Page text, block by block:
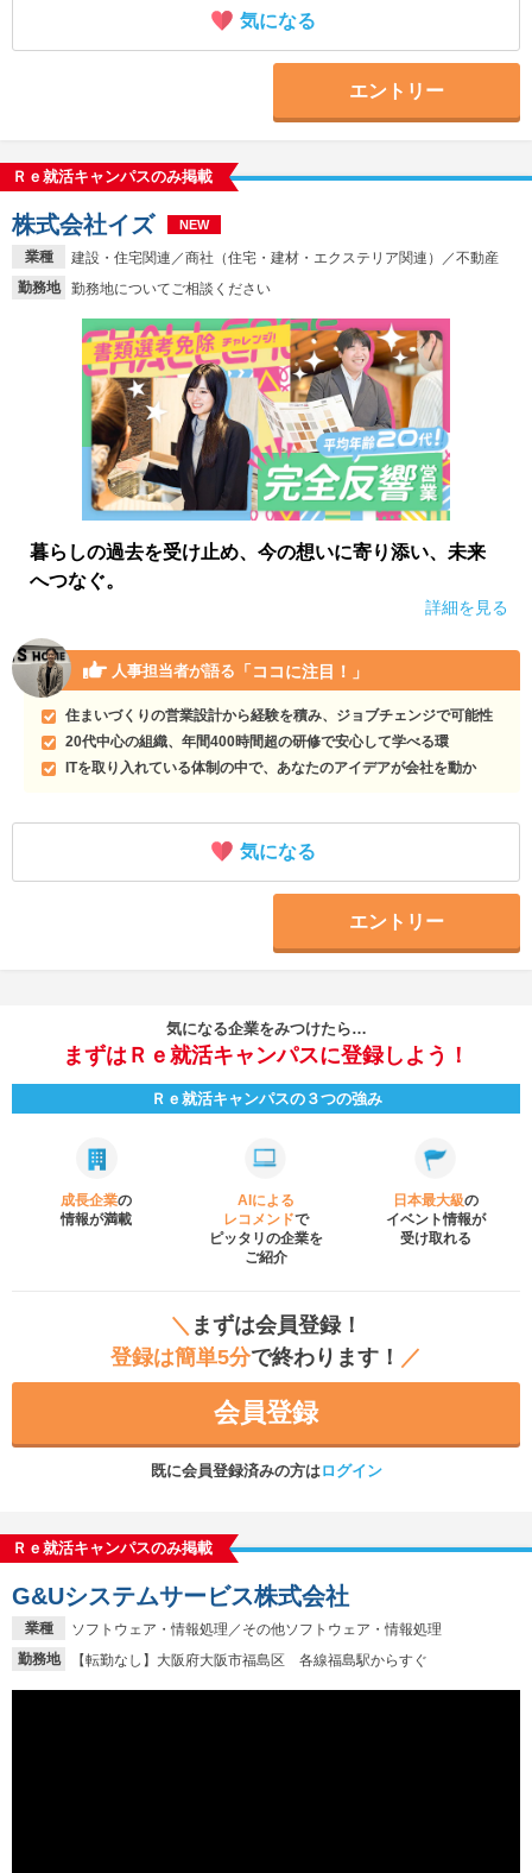
気になる
エントリー
Ｒｅ就活キャンパスのみ掲載
業種
建設・住宅関連／商社（住宅・建材・エクステリア関連）／不動産
勤務地
勤務地についてご相談ください
株式会社イズ NEW
暮らしの過去を受け止め、今の想いに寄り添い、未来
へつなぐ。
詳細を見る
人事担当者が語る 「ココに注目！」
住まいづくりの営業設計から経験を積み、ジョブチェンジで可能性
20代中心の組織、年間400時間超の研修で安心して学べる環
ITを取り入れている体制の中で、あなたのアイデアが会社を動か
気になる
エントリー
気になる企業をみつけたら…
まずはＲｅ就活キャンパスに登録しよう！
Ｒｅ就活キャンパスの３つの強み
成長企業の
情報が満載
AIによる
レコメンドで
ピッタリの企業を
ご紹介
日本最大級の
イベント情報が
受け取れる
＼ まずは会員登録！
登録は簡単5分で終わります！ ／
会員登録
既に会員登録済みの方はログイン
Ｒｅ就活キャンパスのみ掲載
業種
ソフトウェア・情報処理／その他ソフトウェア・情報処理
勤務地
【転勤なし】大阪府大阪市福島区 各線福島駅からすぐ
G&Uシステムサービス株式会社